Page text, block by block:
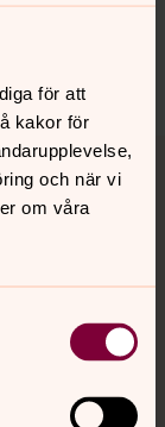
för att
kakor för
och när vi
om våra